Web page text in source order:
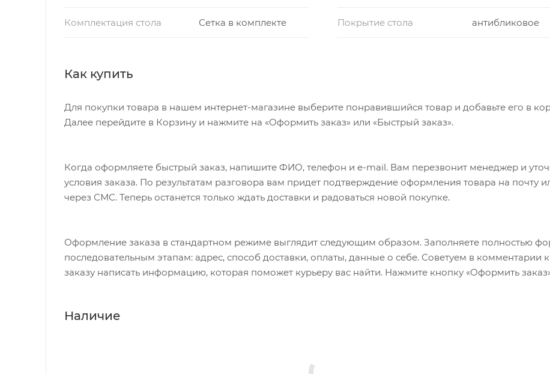
Комплектация стола Сетка в комплекте Покрытие стола антибликовое
Как купить
Для покупки товара в нашем интернет-магазине выберите понравившийся товар и добавьте его в
Далее перейдите в Корзину и нажмите на «Оформить заказ» или «Быстрый заказ».
Когда оформляете быстрый заказ, напишите ФИО, телефон и e-mail. Вам перезвонит менеджер и
условия заказа. По результатам разговора вам придет подтверждение оформления товара на почту
через СМС. Теперь останется только ждать доставки и радоваться новой покупке.
Оформление заказа в стандартном режиме выглядит следующим образом. Заполняете полностью
последовательным этапам: адрес, способ доставки, оплаты, данные о себе. Советуем в комментарии к
заказу написать информацию, которая поможет курьеру вас найти. Нажмите кнопку «Оформить
Наличие